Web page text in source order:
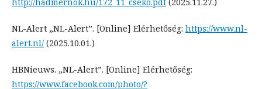
http://hadmernok.hu/172_11_cseko.pdf (2025.11.27.)
NL-Alert „NL-Alert”. [Online] Elérhetőség: https://www.nl-
alert.nl/ (2025.10.01.)
HBNieuws. „NL-Alert”. [Online] Elérhetőség:
https://www.facebook.com/photo/?